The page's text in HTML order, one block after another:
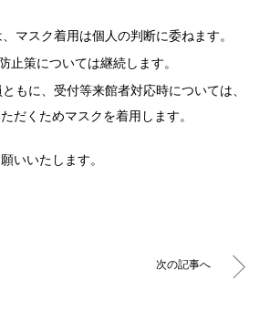
マスク着用は個人の判断に委ねます。
止策については継続します。
もに、受付等来館者対応時については、
だくためマスクを着用します。
いいたします。
次の記事へ